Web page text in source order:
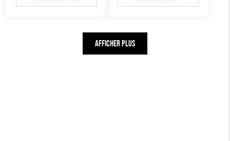
AFFICHER PLUS